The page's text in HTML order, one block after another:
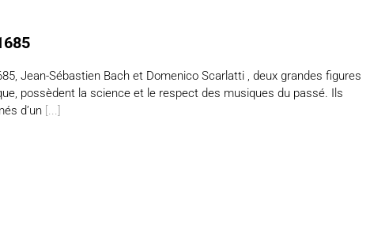
Jean-Sébastien Bach et Domenico Scarlatti , deux grandes figures
possèdent la science et le respect des musiques du passé. Ils
d’un [...]